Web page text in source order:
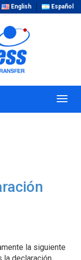
English Español
la siguiente